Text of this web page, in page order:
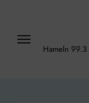
content
Hameln